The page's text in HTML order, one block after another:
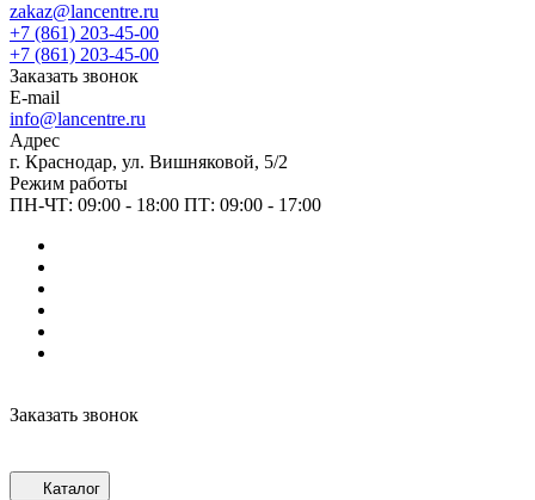
zakaz@lancentre.ru
+7 (861) 203-45-00
+7 (861) 203-45-00
Заказать звонок
E-mail
info@lancentre.ru
Адрес
г. Краснодар, ул. Вишняковой, 5/2
Режим работы
ПН-ЧТ: 09:00 - 18:00 ПТ: 09:00 - 17:00
Заказать звонок
Каталог